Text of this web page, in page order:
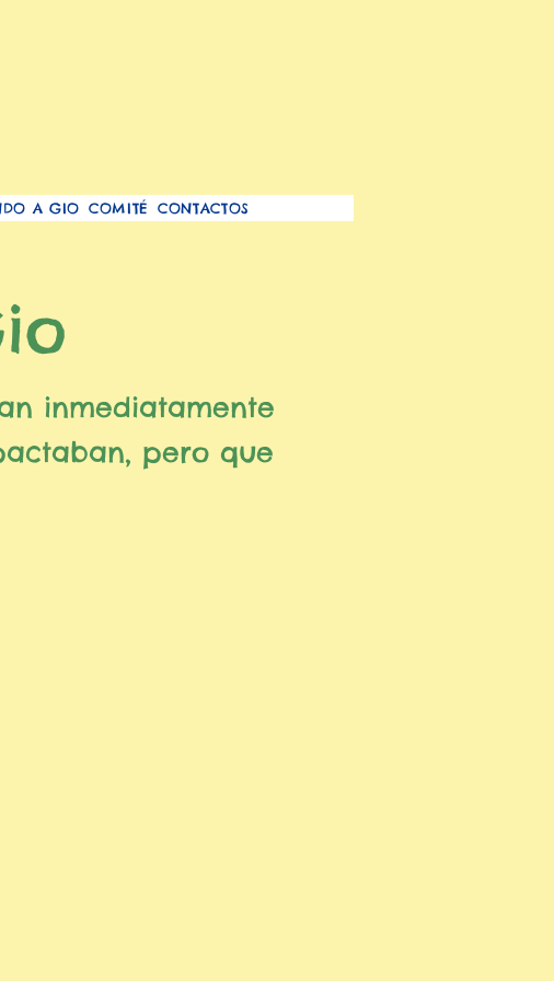
A GIO COMITÉ CONTACTOS
inmediatamente
pero que